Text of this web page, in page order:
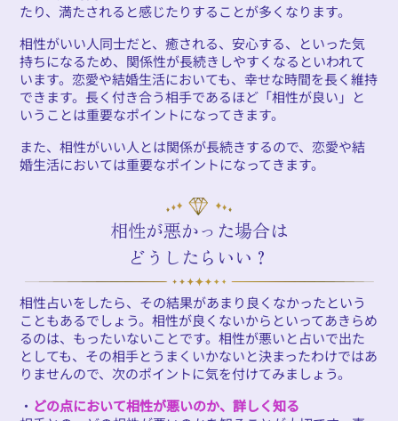
たり、満たされると感じたりすることが多くなります。
相性がいい人同士だと、癒される、安心する、といった気
持ちになるため、関係性が長続きしやすくなるといわれて
います。恋愛や結婚生活においても、幸せな時間を長く維持
できます。長く付き合う相手であるほど「相性が良い」と
いうことは重要なポイントになってきます。
また、相性がいい人とは関係が長続きするので、恋愛や結
婚生活においては重要なポイントになってきます。
相性が悪かった場合は
どうしたらいい？
相性占いをしたら、その結果があまり良くなかったという
こともあるでしょう。相性が良くないからといってあきらめ
るのは、もったいないことです。相性が悪いと占いで出た
としても、その相手とうまくいかないと決まったわけではあ
りませんので、次のポイントに気を付けてみましょう。
・ どの点において相性が悪いのか、詳しく知る